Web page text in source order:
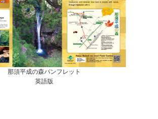
那須平成の森パンフレット
英語版